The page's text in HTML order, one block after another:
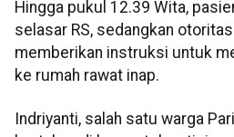
Hingga pukul 12.39 Wita,
selasar RS, sedangkan
memberikan instruksi untuk
ke rumah rawat inap.
Indriyanti, salah satu warga